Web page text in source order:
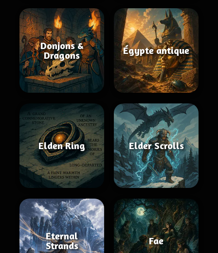
Donjons &
Dragons
Égypte antique
Elden Ring Elder Scrolls
Eternal
Strands
Fae